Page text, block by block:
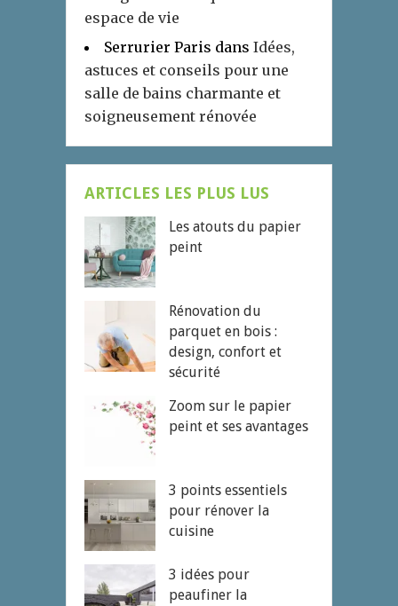
espace de vie
Serrurier Paris dans Idées,
astuces et conseils pour une
salle de bains charmante et
soigneusement rénovée
ARTICLES LES PLUS LUS
Les atouts du papier
peint
Rénovation du
parquet en bois :
design, confort et
sécurité
Zoom sur le papier
peint et ses avantages
3 points essentiels
pour rénover la
cuisine
3 idées pour
peaufiner la